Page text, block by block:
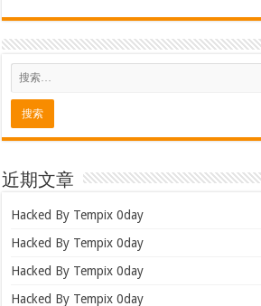
近期文章
Hacked By Tempix 0day
Hacked By Tempix 0day
Hacked By Tempix 0day
Hacked By Tempix 0day